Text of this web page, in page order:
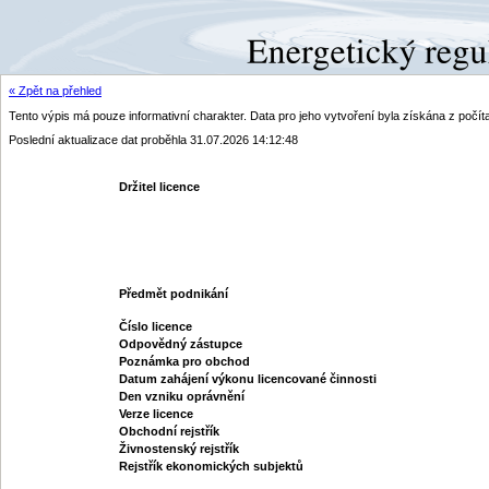
« Zpět na přehled
Tento výpis má pouze informativní charakter. Data pro jeho vytvoření byla získána z
Poslední aktualizace dat proběhla 31.07.2026 14:12:48
Držitel licence
Předmět podnikání
Číslo licence
Odpovědný zástupce
Poznámka pro obchod
Datum zahájení výkonu licencované činnosti
Den vzniku oprávnění
Verze licence
Obchodní rejstřík
Živnostenský rejstřík
Rejstřík ekonomických subjektů